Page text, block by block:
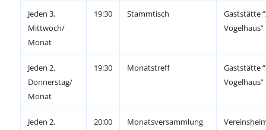
Jeden 3.
Mittwoch/
Monat
19:30 Stammtisch
Gaststätte
Vogelhaus”
Jeden 2.
Donnerstag/
Monat
19:30 Monatstreff
Gaststätte
Vogelhaus”
Jeden 2.
20:00
Monatsversammlung